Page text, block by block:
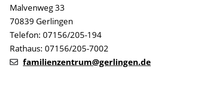
Malvenweg 33
70839 Gerlingen
Telefon: 07156/205-194
Rathaus: 07156/205-7002
familienzentrum@gerlingen.de